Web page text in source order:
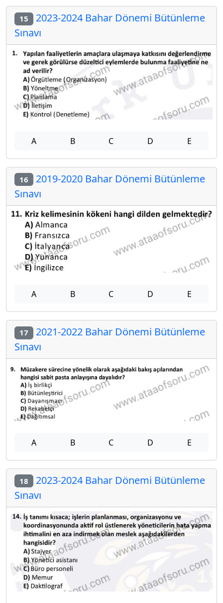
15 2023-2024 Bahar Dönemi Bütünleme
Sınavı
A B C D E
16 2019-2020 Bahar Dönemi Bütünleme
Sınavı
A B C D E
17 2021-2022 Bahar Dönemi Bütünleme
Sınavı
A B C D E
18 2023-2024 Bahar Dönemi Bütünleme
Sınavı